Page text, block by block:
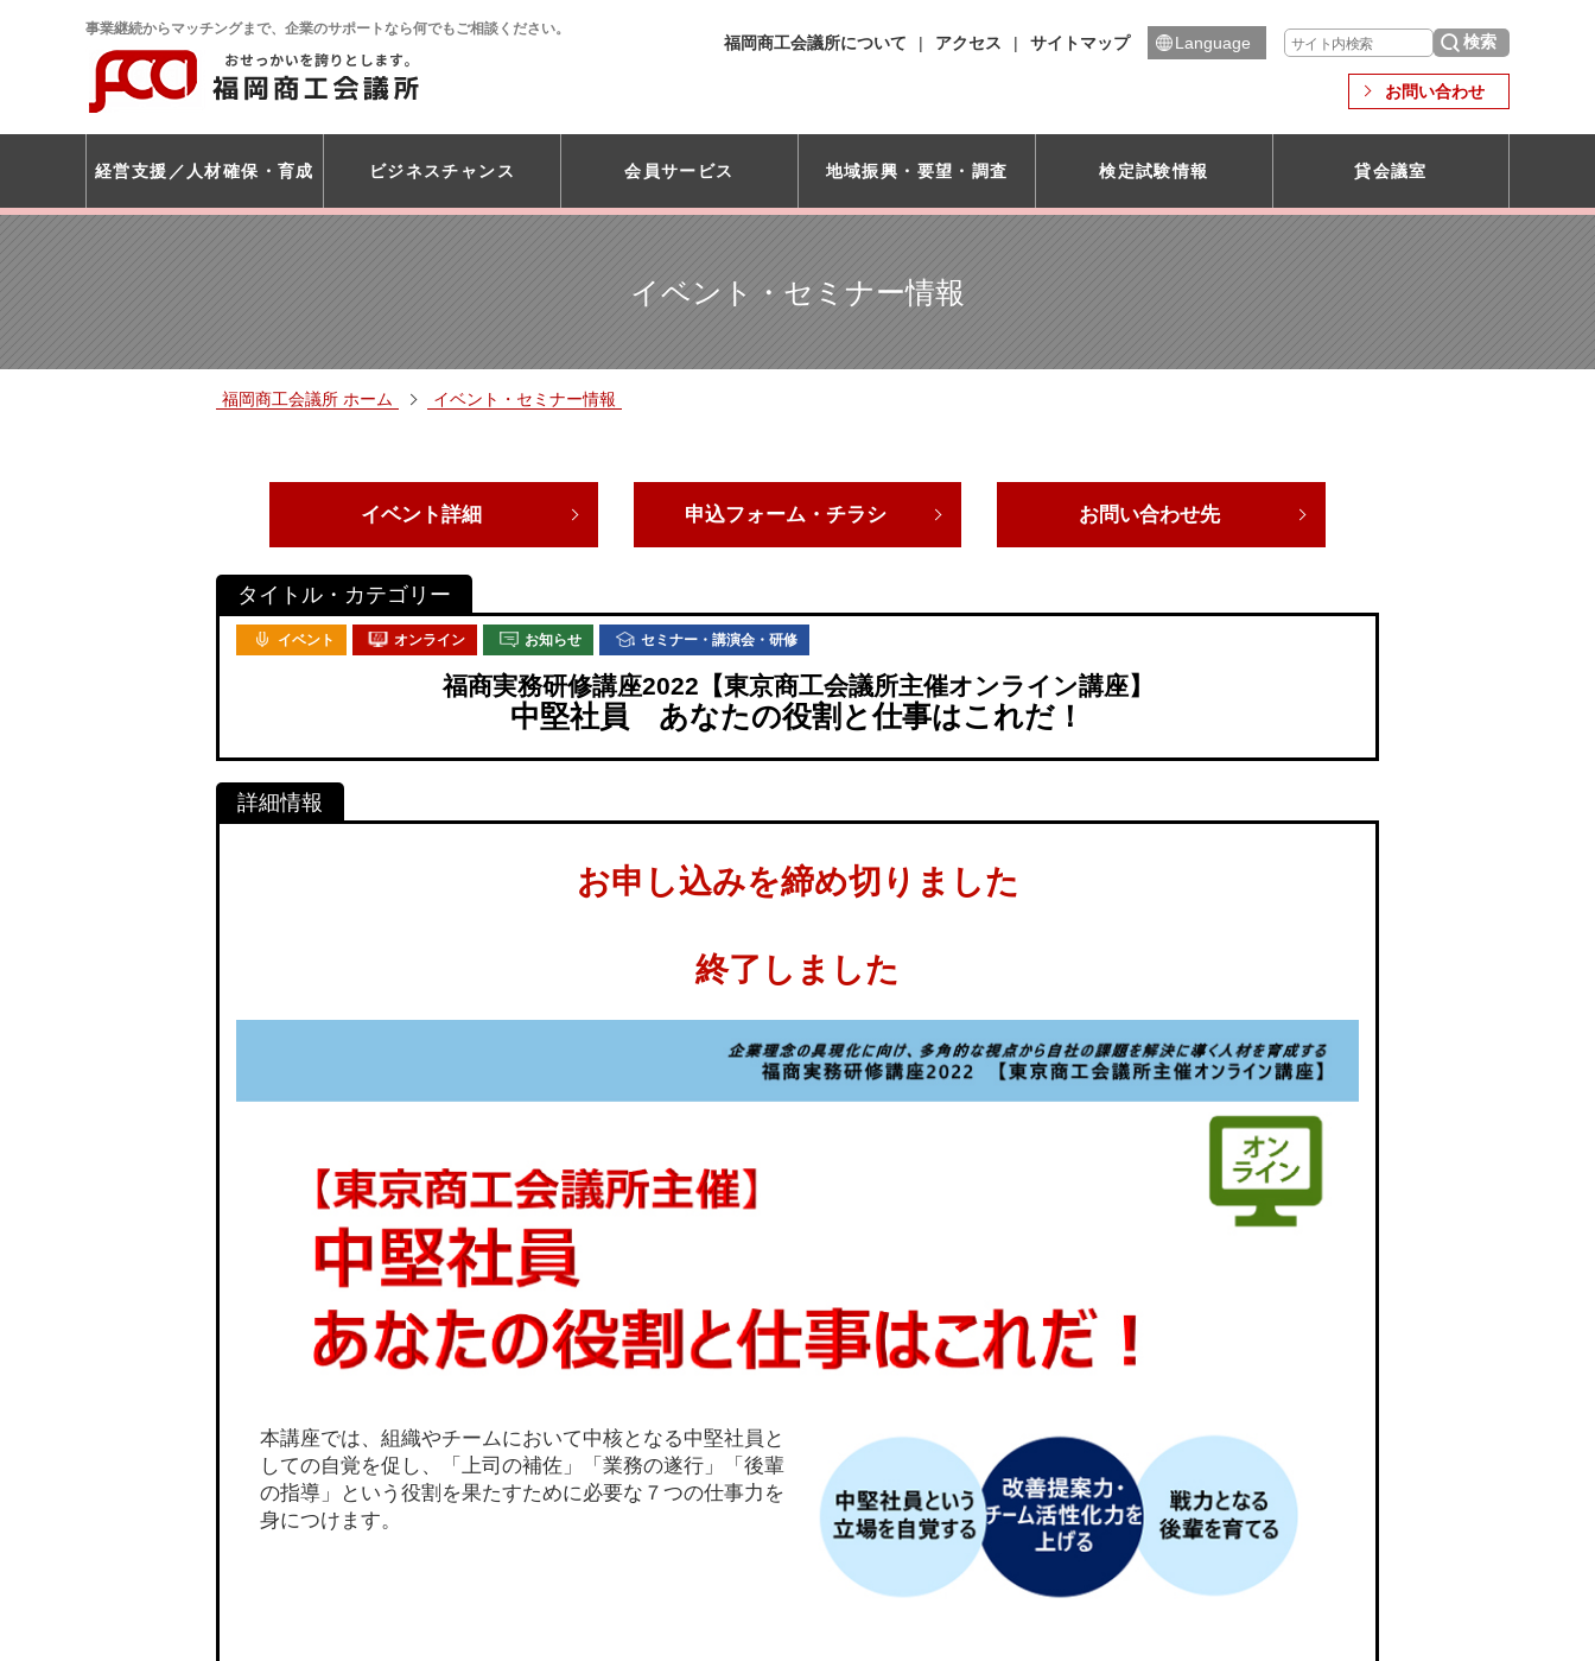
事業継続からマッチングまで、企業のサポートなら何でもご相談ください。
福岡商工会議所について アクセス サイトマップ Language
お問い合わせ
経営支援 人材確保・育成 ビジネスチャンス 会員サービス 地域振興・ 要望・調査 検定試験情報 貸会議室
イベント・セミナー情報
福岡商工会議所 ホーム イベント・セミナー情報
イベント詳細 申込フォーム・チラシ お問い合わせ先
イベント オンライン お知らせ セミナー・講演会・研修
福商実務研修講座2022【東京商工会議所主催オンライン講座】
中堅社員 あなたの役割と仕事はこれだ！
お申し込みを締め切りました
終了しました
本講座では、組織やチームにおいて中核となる中堅社員と
しての自覚を促し、「上司の補佐」「業務の遂行」「後輩
の指導」という役割を果たすために必要な７つの仕事力を
身につけます。